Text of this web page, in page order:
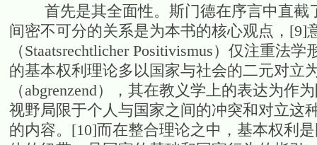
首先是其全面性。斯门德在序言中直截
间密不可分的关系是为本书的核心观点，[9]
（Staatsrechtlicher Positivismus）仅注重法
的基本权利理论多以国家与社会的二元对立
（abgrenzend），其在教义学上的表达为
视野局限于个人与国家之间的冲突和对立这
的内容。[10]而在整合理论之中，基本权利